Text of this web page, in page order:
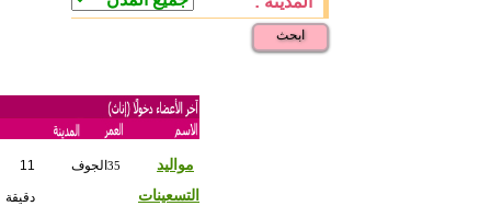
ابحث
مواليد
التسعينات
35 الجوف 11
دقيقة